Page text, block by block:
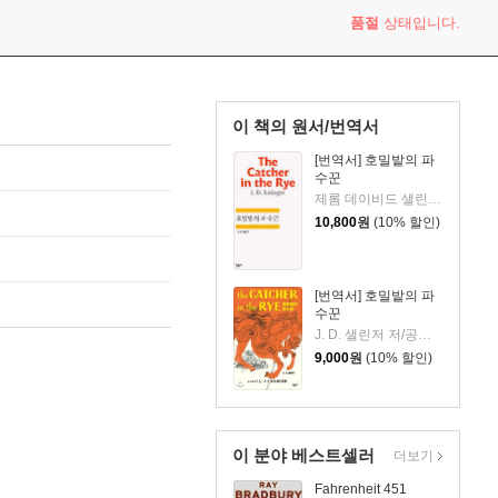
품절 상태입니다.
이 책의 원서/번역서
[번역서] 호밀밭의 파
수꾼
제롬 데이비드 샐린저 저/공경희 역
10,800원 (10% 할인)
[번역서] 호밀밭의 파
수꾼
J. D. 샐린저 저/공경희 역
9,000원 (10% 할인)
이 분야 베스트셀러
Fahrenheit 451
더보기